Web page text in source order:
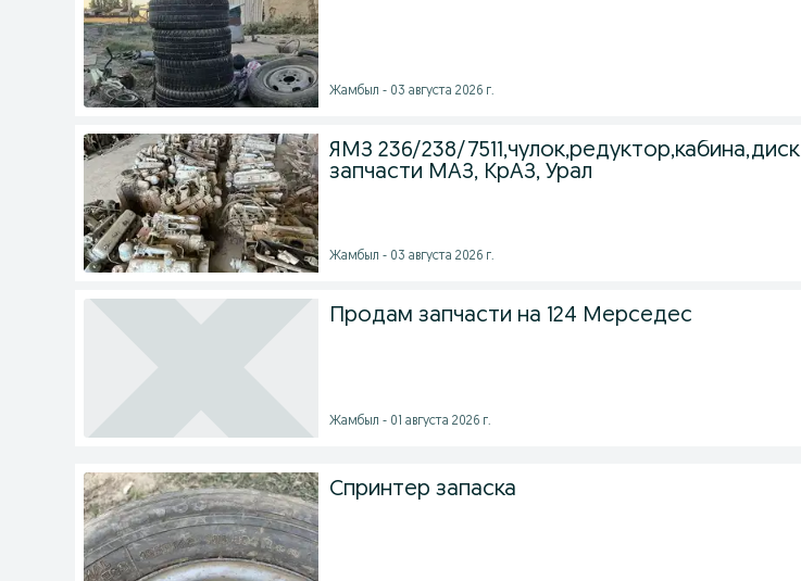
Жамбыл - 03 августа 2026 г.
ЯМЗ 236/238/7511,чулок,редуктор,кабина,диск
запчасти МАЗ, КрАЗ, Урал
Жамбыл - 03 августа 2026 г.
Продам запчасти на 124 Мерседес
Жамбыл - 01 августа 2026 г.
Спринтер запаска